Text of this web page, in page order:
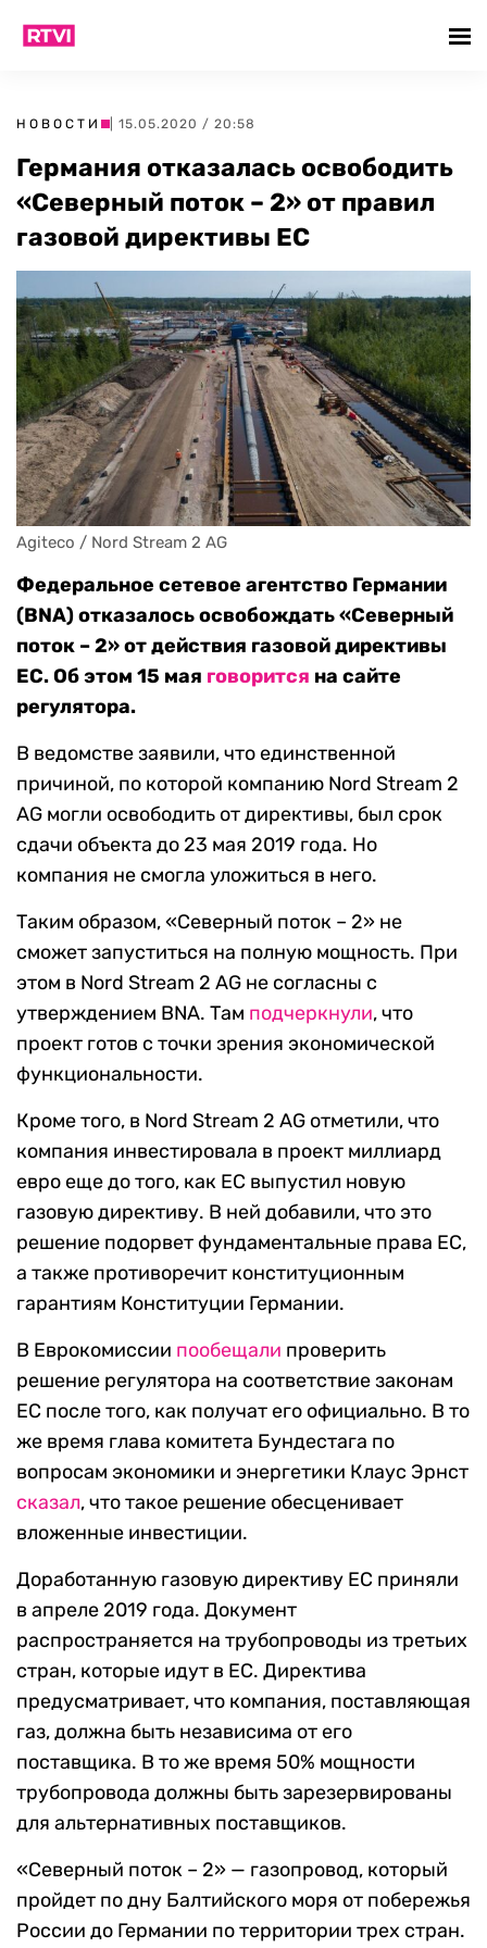
НОВОСТИ | 15.05.2020 / 20:58
Германия отказалась освободить
«Северный поток – 2» от правил
газовой директивы ЕС
Agiteco / Nord Stream 2 AG
Федеральное сетевое агентство Германии
(BNA) отказалось освобождать «Северный
поток – 2» от действия газовой директивы
ЕС. Об этом 15 мая говорится на сайте
регулятора.
В ведомстве заявили, что единственной
причиной, по которой компанию Nord Stream 2
AG могли освободить от директивы, был срок
сдачи объекта до 23 мая 2019 года. Но
компания не смогла уложиться в него.
Таким образом, «Северный поток – 2» не
сможет запуститься на полную мощность. При
этом в Nord Stream 2 AG не согласны с
утверждением BNA. Там подчеркнули, что
проект готов с точки зрения экономической
функциональности.
Кроме того, в Nord Stream 2 AG отметили, что
компания инвестировала в проект миллиард
евро еще до того, как ЕС выпустил новую
газовую директиву. В ней добавили, что это
решение подорвет фундаментальные права ЕС,
а также противоречит конституционным
гарантиям Конституции Германии.
В Еврокомиссии пообещали проверить
решение регулятора на соответствие законам
ЕС после того, как получат его официально. В то
же время глава комитета Бундестага по
вопросам экономики и энергетики Клаус Эрнст
сказал, что такое решение обесценивает
вложенные инвестиции.
Доработанную газовую директиву ЕС приняли
в апреле 2019 года. Документ
распространяется на трубопроводы из третьих
стран, которые идут в ЕС. Директива
предусматривает, что компания, поставляющая
газ, должна быть независима от его
поставщика. В то же время 50% мощности
трубопровода должны быть зарезервированы
для альтернативных поставщиков.
«Северный поток – 2» — газопровод, который
пройдет по дну Балтийского моря от побережья
России до Германии по территории трех стран.